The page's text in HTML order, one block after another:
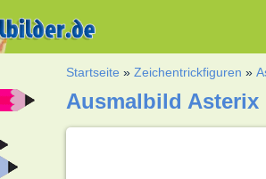
Startseite »Zeichentrickfiguren »
Ausmalbild Asterix